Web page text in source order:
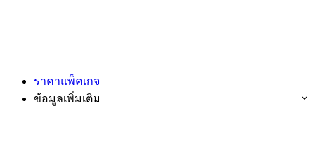
ราคาแพ็คเกจ
ข้อมูลเพิ่มเติม